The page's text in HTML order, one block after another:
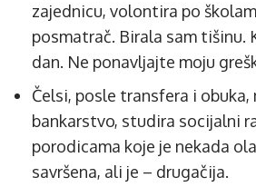
zajednicu, volontira po
posmatrač. Birala sam tišinu.
dan. Ne ponavljajte moju
Čelsi, posle transfera i obuka,
bankarstvo, studira socijalni
porodicama koje je nekada
savršena, ali je – drugačija.